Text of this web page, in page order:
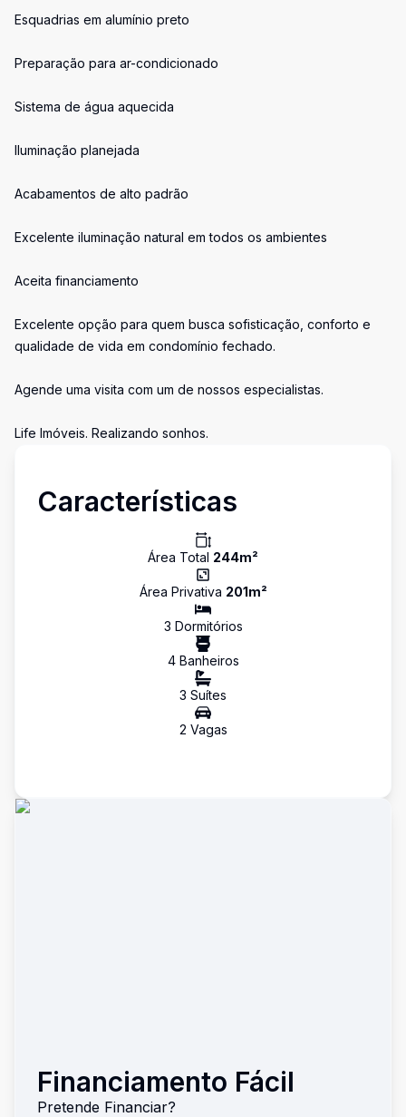
Esquadrias em alumínio preto
Preparação para ar-condicionado
Sistema de água aquecida
Iluminação planejada
Acabamentos de alto padrão
Excelente iluminação natural em todos os ambientes
Aceita financiamento
Excelente opção para quem busca sofisticação, conforto e
qualidade de vida em condomínio fechado.
Agende uma visita com um de nossos especialistas.
Life Imóveis. Realizando sonhos.
Características
Área Total 244m²
Área Privativa 201m²
3 Dormitórios
4Banheiros
3 Suítes
2 Vagas
Financiamento Fácil
Pretende Financiar?